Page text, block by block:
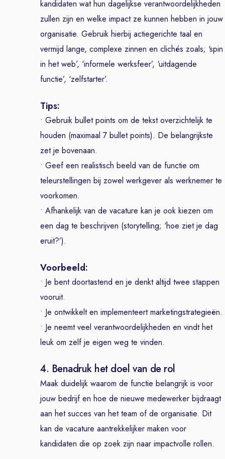
kandidaten wat hun dagelijkse verantwoordelijkheden
zullen zijn en welke impact ze kunnen hebben in jouw
organisatie. Gebruik hierbij actiegerichte taal en
vermijd lange, complexe zinnen en clichés zoals; ‘spin
in het web’, ‘informele werksfeer’, ‘uitdagende
functie’, ‘zelfstarter’.
Tips:
• Gebruik bullet points om de tekst overzichtelijk te
houden (maximaal 7 bullet points). De belangrijkste
zet je bovenaan.
• Geef een realistisch beeld van de functie om
teleurstellingen bij zowel werkgever als werknemer te
voorkomen.
• Afhankelijk van de vacature kan je ook kiezen om
een dag te beschrijven (storytelling; ‘hoe ziet je dag
eruit?’).
Voorbeeld:
• Je bent doortastend en je denkt altijd twee stappen
vooruit.
• Je ontwikkelt en implementeert marketingstrategieën.
• Je neemt veel verantwoordelijkheden en vindt het
leuk om zelf je eigen weg te vinden.
4. Benadruk het doel van de rol
Maak duidelijk waarom de functie belangrijk is voor
jouw bedrijf en hoe de nieuwe medewerker bijdraagt
aan het succes van het team of de organisatie. Dit
kan de vacature aantrekkelijker maken voor
kandidaten die op zoek zijn naar impactvolle rollen.